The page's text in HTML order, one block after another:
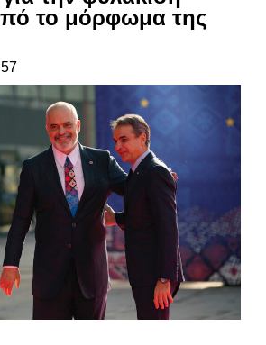
το μόρφωμα της